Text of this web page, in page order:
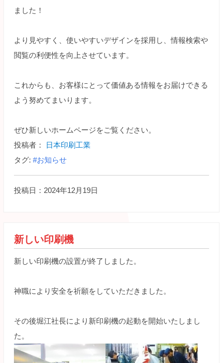
ました！
より見やすく、使いやすいデザインを採用し、情報検索や
閲覧の利便性を向上させています。
これからも、お客様にとって価値ある情報をお届けできる
よう努めてまいります。
ぜひ新しいホームページをご覧ください。
投稿者：
日本印刷工業
タグ: #お知らせ
投稿日：2024年12月19日
新しい印刷機
新しい印刷機の設置が終了しました。
神職により安全を祈願をしていただきました。
その後堀江社長により新印刷機の起動を開始いたしまし
た。